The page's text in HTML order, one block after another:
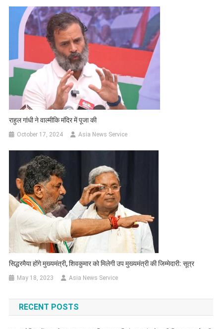
राहुल गांधी ने वाल्मीकि मंदिर में पूजा की
October 17, 2024 Asia News Service
सिद्धरमैया होंगे मुख्यमंत्री, शिवकुमार को मिलेगी उप मुख्यमंत्री की जिम्मेदारी: सूत्र
May 18, 2023 Asia News Service
RECENT POSTS